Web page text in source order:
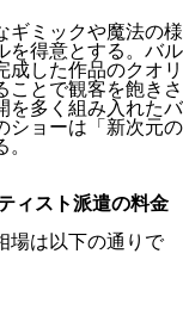
ギミックや魔法の様
を得意とする。バル
成した作品のクオリ
ことで観客を飽きさ
を多く組み入れたバ
ショーは「新次元の
ィスト派遣の料金
場は以下の通りで